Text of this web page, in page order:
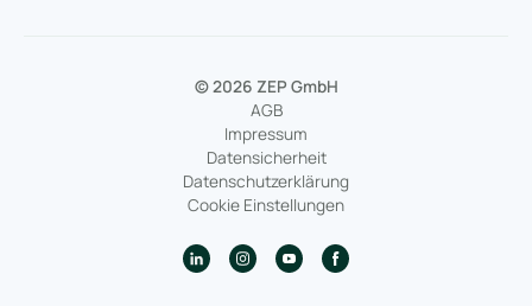
© 2026 ZEP GmbH
AGB
Impressum
Datensicherheit
Datenschutzerklärung
Cookie Einstellungen